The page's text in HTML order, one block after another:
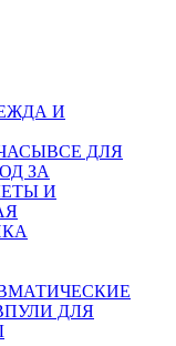
И
ВСЕ ДЛЯ
ЗА
И
ПУЛИ ДЛЯ